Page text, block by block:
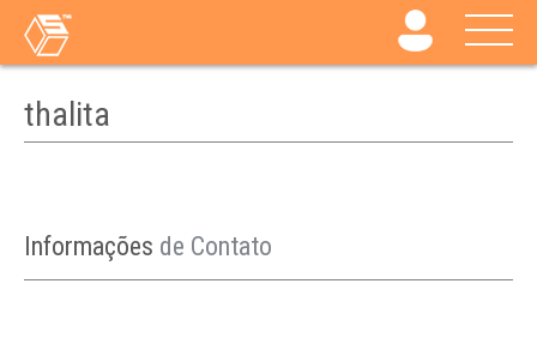
thalita
Informações de Contato